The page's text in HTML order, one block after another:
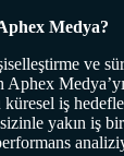
Medya?
ve
Aphex
iş
yakın iş